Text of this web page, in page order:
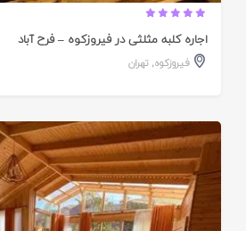
اجاره کلبه مثلثی در فیروزکوه – فرح آباد
فیروزکوه,تهران